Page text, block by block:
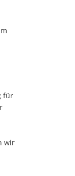
für
wir